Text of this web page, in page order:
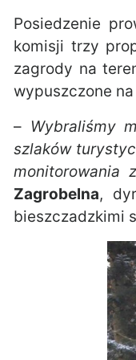
Posiedzenie
komisji trzy
zagrody na
wypuszczone
– Wybraliśmy
szlaków
monitorowania
Zagrobelna,
bieszczadzkimi